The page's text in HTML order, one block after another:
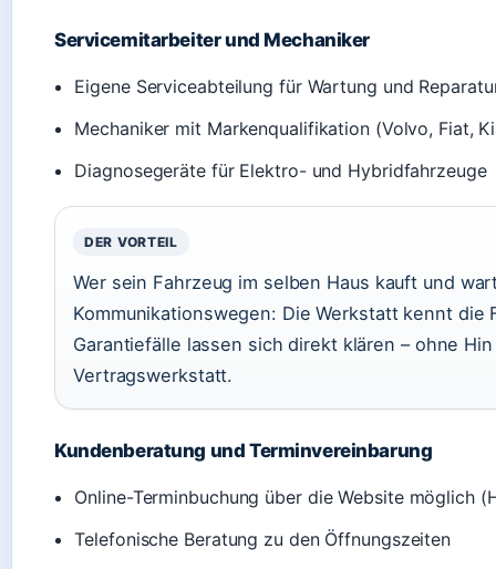
Servicemitarbeiter und Mechaniker
Eigene Serviceabteilung für Wartung und
Mechaniker mit Markenqualifikation (Volvo, Fiat,
Diagnosegeräte für Elektro- und Hybridfahrzeuge
DER VORTEIL
Wer sein Fahrzeug im selben Haus kauft und
Kommunikationswegen: Die Werkstatt kennt die
Garantiefälle lassen sich direkt klären – ohne
Vertragswerkstatt.
Kundenberatung und Terminvereinbarung
Online-Terminbuchung über die Website möglich
Telefonische Beratung zu den Öffnungszeiten